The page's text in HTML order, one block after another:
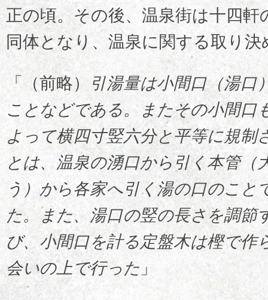
正の頃。その後、温泉街は十四軒
同体となり、温泉に関する取り
「（前略）
引湯量は小間口（湯口
ことなどである。またその小間口
よって横四寸竪六分と平等に規制
とは、温泉の湧口から引く本管（
う）から各家へ引く湯の口のこと
た。また、湯口の竪の長さを調節
び、小間口を計る定盤木は樫で作
会いの上で行った 」